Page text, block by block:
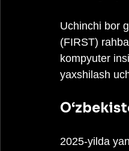
Uchinchi bor
(FIRST)
kompyuter
yaxshilash
2025-yilda